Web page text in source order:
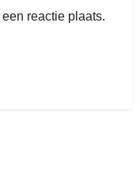
reactie plaats.